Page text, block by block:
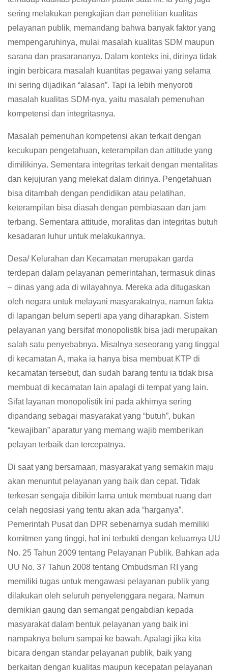
sering melakukan pengkajian dan penelitian kualitas
pelayanan publik, memandang bahwa banyak faktor yang
mempengaruhinya, mulai masalah kualitas SDM maupun
sarana dan prasarananya. Dalam konteks ini, dirinya tidak
ingin berbicara masalah kuantitas pegawai yang selama
ini sering dijadikan “alasan”. Tapi ia lebih menyoroti
masalah kualitas SDM-nya, yaitu masalah pemenuhan
kompetensi dan integritasnya.
Masalah pemenuhan kompetensi akan terkait dengan
kecukupan pengetahuan, keterampilan dan attitude yang
dimilikinya. Sementara integritas terkait dengan mentalitas
dan kejujuran yang melekat dalam dirinya. Pengetahuan
bisa ditambah dengan pendidikan atau pelatihan,
keterampilan bisa diasah dengan pembiasaan dan jam
terbang. Sementara attitude, moralitas dan integritas butuh
kesadaran luhur untuk melakukannya.
Desa/ Kelurahan dan Kecamatan merupakan garda
terdepan dalam pelayanan pemerintahan, termasuk dinas
– dinas yang ada di wilayahnya. Mereka ada ditugaskan
oleh negara untuk melayani masyarakatnya, namun fakta
di lapangan belum seperti apa yang diharapkan. Sistem
pelayanan yang bersifat monopolistik bisa jadi merupakan
salah satu penyebabnya. Misalnya seseorang yang tinggal
di kecamatan A, maka ia hanya bisa membuat KTP di
kecamatan tersebut, dan sudah barang tentu ia tidak bisa
membuat di kecamatan lain apalagi di tempat yang lain.
Sifat layanan monopolistik ini pada akhirnya sering
dipandang sebagai masyarakat yang “butuh”, bukan
“kewajiban” aparatur yang memang wajib memberikan
pelayan terbaik dan tercepatnya.
Di saat yang bersamaan, masyarakat yang semakin maju
akan menuntut pelayanan yang baik dan cepat. Tidak
terkesan sengaja dibikin lama untuk membuat ruang dan
celah negosiasi yang tentu akan ada “harganya”.
Pemerintah Pusat dan DPR sebenarnya sudah memiliki
komitmen yang tinggi, hal ini terbukti dengan keluarnya UU
No. 25 Tahun 2009 tentang Pelayanan Publik. Bahkan ada
UU No. 37 Tahun 2008 tentang Ombudsman RI yang
memiliki tugas untuk mengawasi pelayanan publik yang
dilakukan oleh seluruh penyelenggara negara. Namun
demikian gaung dan semangat pengabdian kepada
masyarakat dalam bentuk pelayanan yang baik ini
nampaknya belum sampai ke bawah. Apalagi jika kita
bicara dengan standar pelayanan publik, baik yang
berkaitan dengan kualitas maupun kecepatan pelayanan